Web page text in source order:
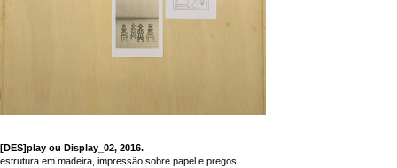
[DES]play ou Display_02, 2016.
estrutura em madeira, impressão sobre papel e pregos.